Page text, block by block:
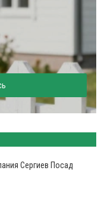
Сергиев Посад